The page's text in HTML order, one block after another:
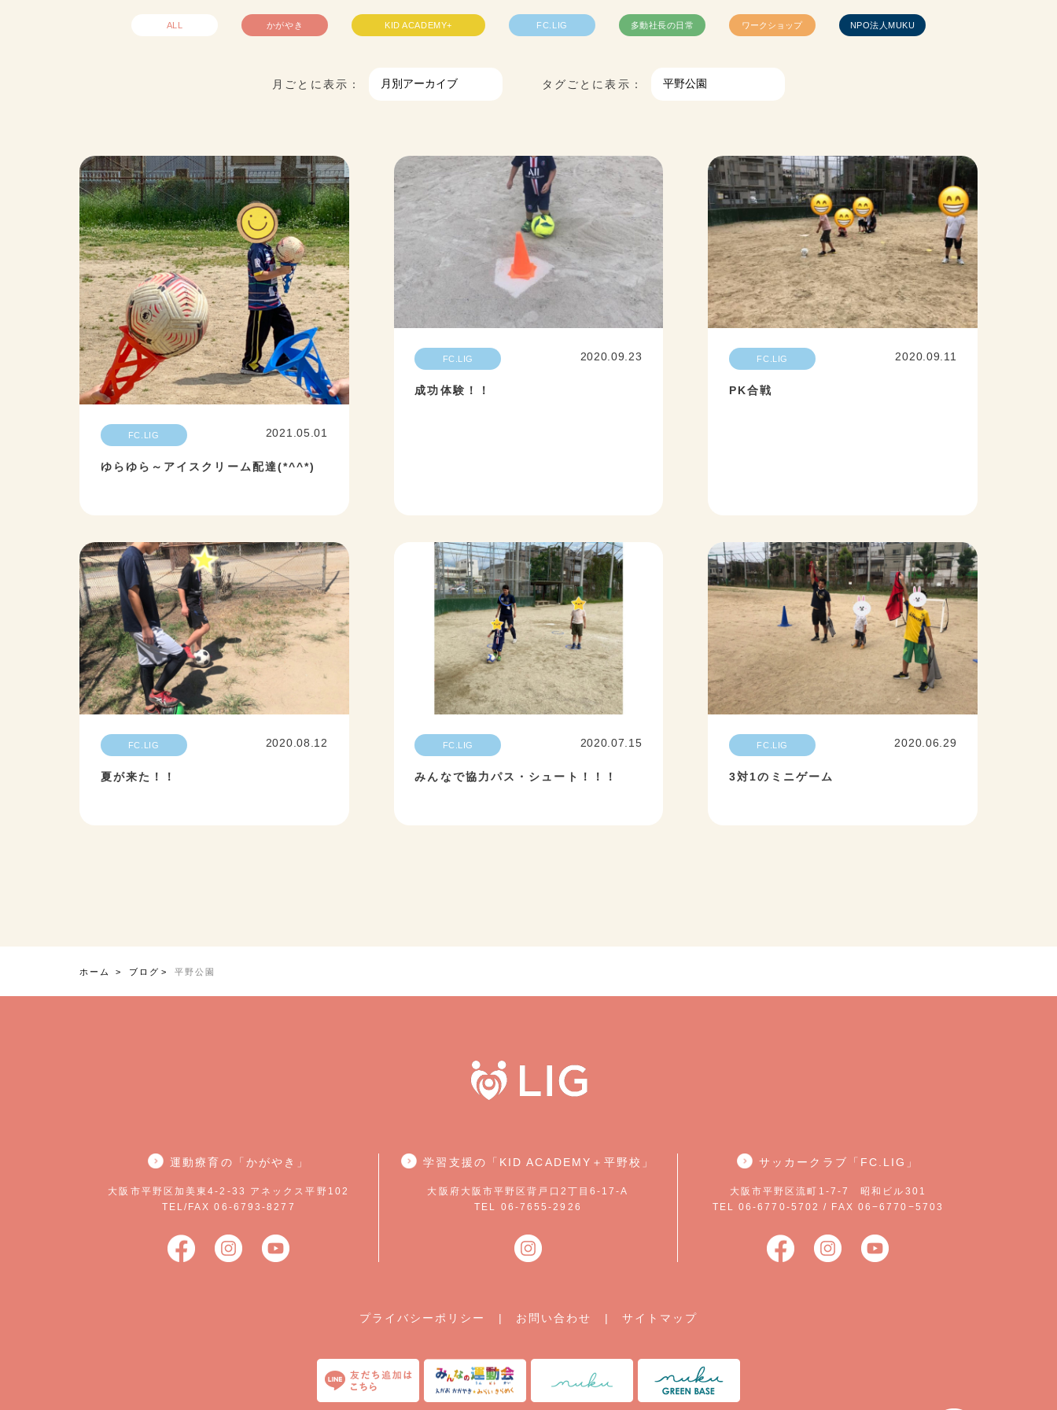
ALL かがやき KID ACADEMY+ FC.LIG 多動社長の日常 ワークショップ NPO法人MUKU
月ごとに表示： タグごとに表示：
FC.LIG 2021.05.01
ゆらゆら～アイスクリーム配達(*^^*)
FC.LIG 2020.09.23
成功体験！！
FC.LIG 2020.09.11
PK合戦
FC.LIG 2020.08.12
夏が来た！！
FC.LIG 2020.07.15
みんなで協力パス・シュート！！！
FC.LIG 2020.06.29
3対1のミニゲーム
ホーム ブログ 平野公園
運動療育の「かがやき」
大阪市平野区加美東4-2-33 アネックス平野102
TEL/FAX 06-6793-8277
学習支援の「KID ACADEMY＋平野校」
大阪府大阪市平野区背戸口2丁目6-17-A
TEL 06-7655-2926
サッカークラブ「FC.LIG」
大阪市平野区流町1-7-7 昭和ビル301
TEL 06-6770-5702 / FAX 06−6770−5703
プライバシーポリシー | お問い合わせ | サイトマップ